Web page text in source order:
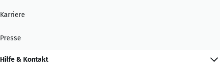
Karriere
Presse
Hilfe & Kontakt